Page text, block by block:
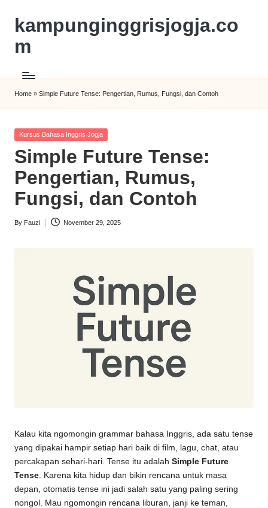
kampunginggrisjogja.co
m
Home » Simple Future Tense: Pengertian, Rumus, Fungsi, dan Contoh
Kursus Bahasa Inggris Jogja
Simple Future Tense:
Pengertian, Rumus,
Fungsi, dan Contoh
By Fauzi November 29, 2025
Kalau kita ngomongin grammar bahasa Inggris, ada satu tense
yang dipakai hampir setiap hari baik di film, lagu, chat, atau
percakapan sehari-hari. Tense itu adalah Simple Future
Tense . Karena kita hidup dan bikin rencana untuk masa
depan, otomatis tense ini jadi salah satu yang paling sering
nongol. Mau ngomongin rencana liburan, janji ke teman,